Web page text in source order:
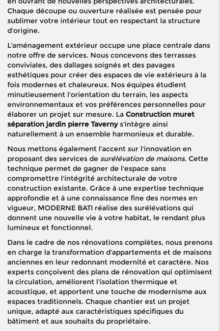
Chaque découpe ou ouverture réalisée est pensée pour
sublimer votre intérieur tout en respectant la structure
d'origine.
L'aménagement extérieur occupe une place centrale dans
notre offre de services. Nous concevons des terrasses
conviviales, des dallages soignés et des pavages
esthétiques pour créer des espaces de vie extérieurs à la
fois modernes et chaleureux. Nos équipes étudient
minutieusement l'orientation du terrain, les aspects
environnementaux et vos préférences personnelles pour
élaborer un projet sur mesure. La Construction muret
séparation jardin pierre Tavernys'intègre ainsi
naturellement à un ensemble harmonieux et durable.
Nous mettons également l'accent sur l'innovation en
proposant des services de surélévation de maisons. Cette
technique permet de gagner de l'espace sans
compromettre l'intégrité architecturale de votre
construction existante. Grâce à une expertise technique
approfondie et à une connaissance fine des normes en
vigueur, MODERNE BATI réalise des surélévations qui
donnent une nouvelle vie à votre habitat, le rendant plus
lumineux et fonctionnel.
Dans le cadre de nos rénovations complètes, nous prenons
en charge la transformation d'appartements et de maisons
anciennes en leur redonnant modernité et caractère. Nos
experts conçoivent des plans de rénovation qui optimisent
la circulation, améliorent l'isolation thermique et
acoustique, et apportent une touche de modernisme aux
espaces traditionnels. Chaque chantier est un projet
unique, adapté aux caractéristiques spécifiques du
bâtiment et aux souhaits du propriétaire.